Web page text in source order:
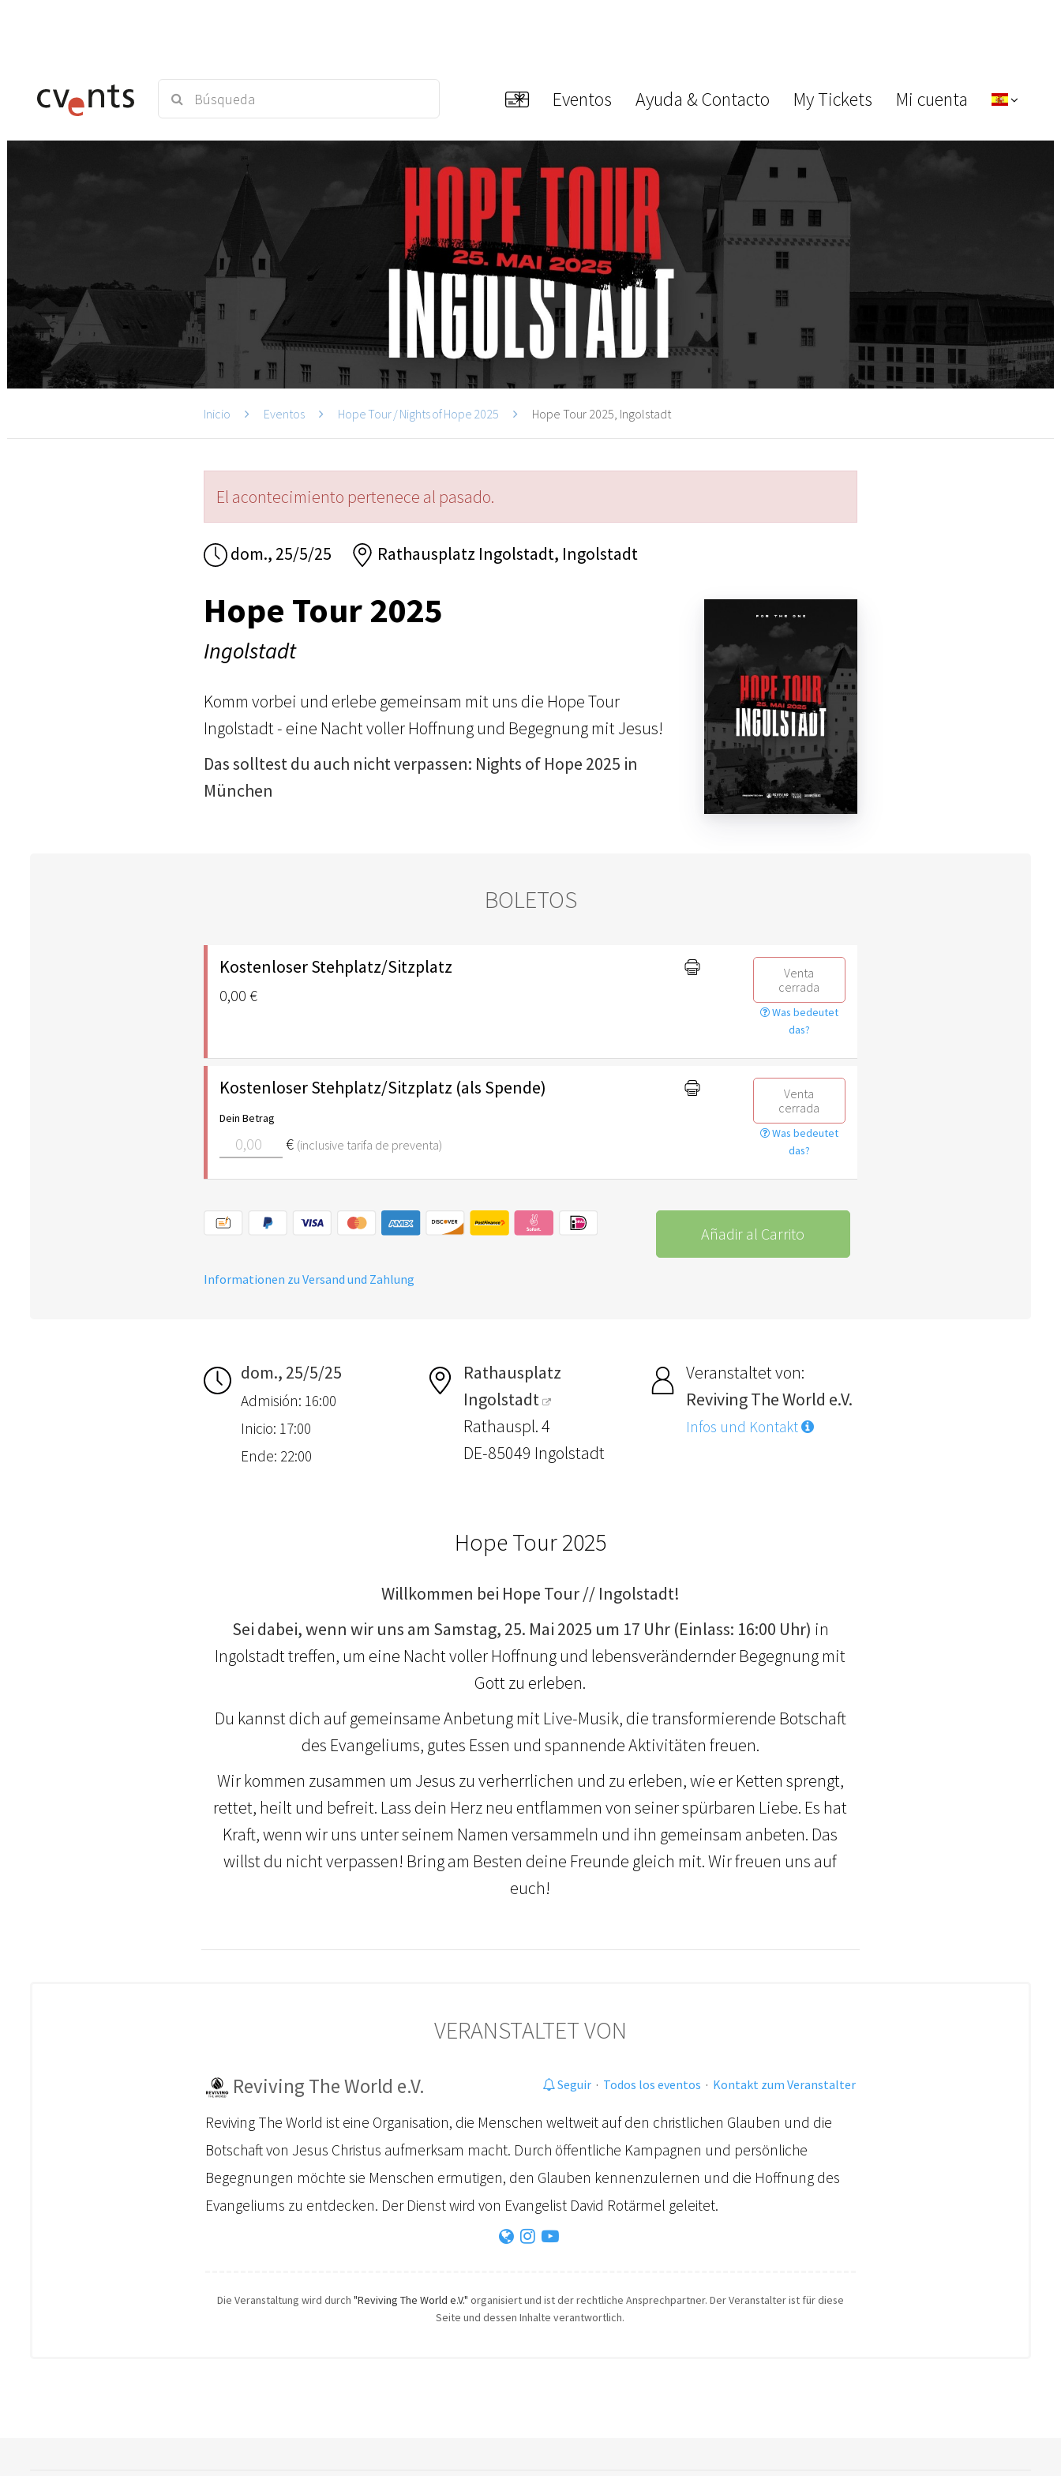
Eventos Ayuda & Contacto My Tickets Mi cuenta
Inicio Eventos Hope Tour / Nights of Hope 2025 Hope Tour 2025, Ingolstadt
El acontecimiento pertenece al pasado.
dom., 25/5/25 Rathausplatz Ingolstadt, Ingolstadt
Hope Tour 2025
Ingolstadt
Komm vorbei und erlebe gemeinsam mit uns die Hope Tour
Ingolstadt - eine Nacht voller Hoffnung und Begegnung mit Jesus!
Das solltest du auch nicht verpassen: Nights of Hope 2025 in
München
BOLETOS
Kostenloser Stehplatz/Sitzplatz
0,00 €
Venta
cerrada
Was bedeutet
das?
Kostenloser Stehplatz/Sitzplatz (als Spende)
Dein Betrag
€ (inclusive tarifa de preventa)
Venta
cerrada
Was bedeutet
das?
Añadir al Carrito
Informationen zu Versand und Zahlung
dom., 25/5/25
Admisión: 16:00
Inicio: 17:00
Ende: 22:00
Rathausplatz
Ingolstadt
Rathauspl. 4
DE-85049 Ingolstadt
Veranstaltet von:
Reviving The World e.V.
Infos und Kontakt
Hope Tour 2025
Willkommen bei Hope Tour // Ingolstadt!
Sei dabei, wenn wir uns am Samstag, 25. Mai 2025 um 17 Uhr (Einlass: 16:00 Uhr) in
Ingolstadt treffen, um eine Nacht voller Hoffnung und lebensverändernder Begegnung mit
Gott zu erleben.
Du kannst dich auf gemeinsame Anbetung mit Live-Musik, die transformierende Botschaft
des Evangeliums, gutes Essen und spannende Aktivitäten freuen.
Wir kommen zusammen um Jesus zu verherrlichen und zu erleben, wie er Ketten sprengt,
rettet, heilt und befreit. Lass dein Herz neu entflammen von seiner spürbaren Liebe. Es hat
Kraft, wenn wir uns unter seinem Namen versammeln und ihn gemeinsam anbeten. Das
willst du nicht verpassen! Bring am Besten deine Freunde gleich mit. Wir freuen uns auf
euch!
VERANSTALTET VON
Reviving The World e.V. Seguir· Todos los eventos · Kontakt zum Veranstalter
Reviving The World ist eine Organisation, die Menschen weltweit auf den christlichen Glauben und die
Botschaft von Jesus Christus aufmerksam macht. Durch öffentliche Kampagnen und persönliche
Begegnungen möchte sie Menschen ermutigen, den Glauben kennenzulernen und die Hoffnung des
Evangeliums zu entdecken. Der Dienst wird von Evangelist David Rotärmel geleitet.
Die Veranstaltung wird durch "Reviving The World e.V." organisiert und ist der rechtliche Ansprechpartner. Der Veranstalter ist für diese
Seite und dessen Inhalte verantwortlich.